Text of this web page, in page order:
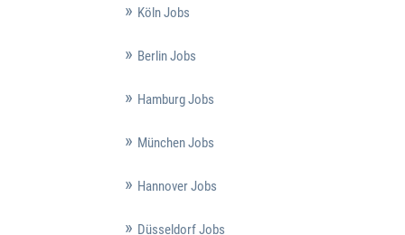
Köln Jobs
Berlin Jobs
Hamburg Jobs
München Jobs
Hannover Jobs
Düsseldorf Jobs